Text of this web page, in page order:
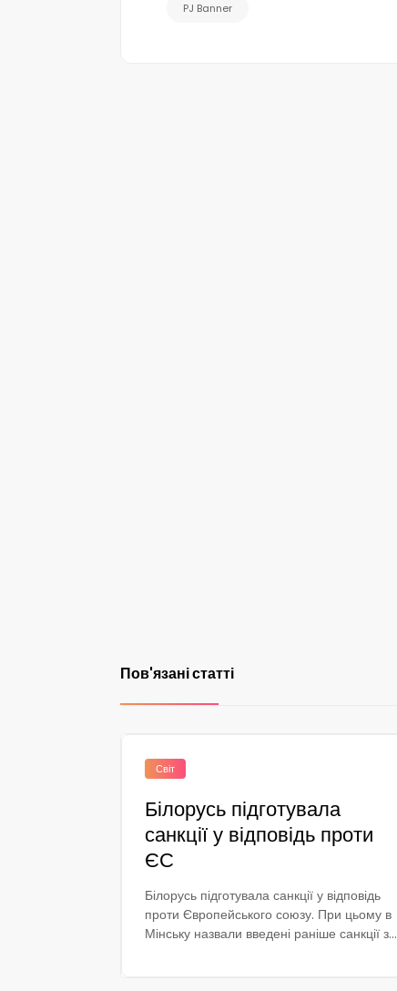
PJ Banner
Пов'язані статті
Світ
Білорусь підготувала
санкції у відповідь проти
ЄС
Білорусь підготувала санкції у відповідь
проти Європейського союзу. При цьому в
Мінську назвали введені раніше санкції з...